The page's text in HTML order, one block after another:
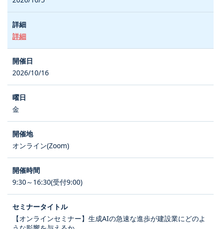
詳細
2026/10/16
金
オンライン(Zoom)
9:30～16:30(受付9:00)
【オンラインセミナー】生成AIの急速な進歩が建設業にどのよ